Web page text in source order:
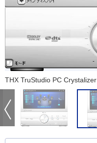
THX TruStudio PC Crystalizer